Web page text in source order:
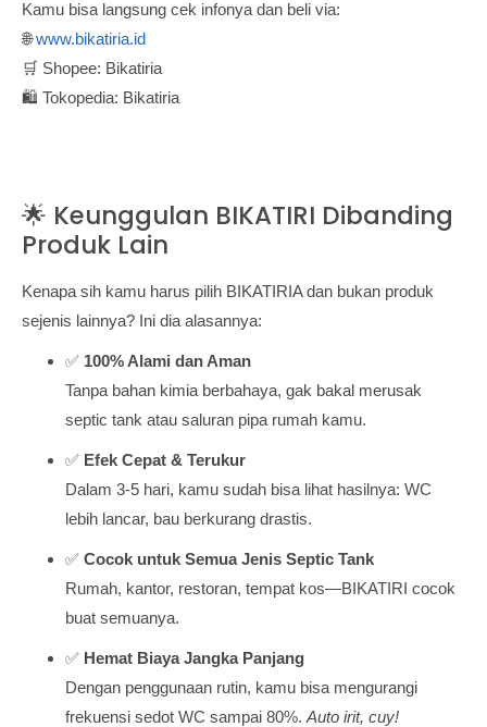
Kamu bisa langsung cek infonya dan beli via:
🌐www.bikatiria.id
🛒 Shopee: Bikatiria
🛍️ Tokopedia: Bikatiria
🌟 Keunggulan BIKATIRI Dibanding
Produk Lain
Kenapa sih kamu harus pilih BIKATIRIA dan bukan produk
sejenis lainnya? Ini dia alasannya:
✅ 100% Alami dan Aman
Tanpa bahan kimia berbahaya, gak bakal merusak
septic tank atau saluran pipa rumah kamu.
✅ Efek Cepat & Terukur
Dalam 3-5 hari, kamu sudah bisa lihat hasilnya: WC
lebih lancar, bau berkurang drastis.
✅ Cocok untuk Semua Jenis Septic Tank
Rumah, kantor, restoran, tempat kos—BIKATIRI cocok
buat semuanya.
✅ Hemat Biaya Jangka Panjang
Dengan penggunaan rutin, kamu bisa mengurangi
frekuensi sedot WC sampai 80%. Auto irit, cuy!